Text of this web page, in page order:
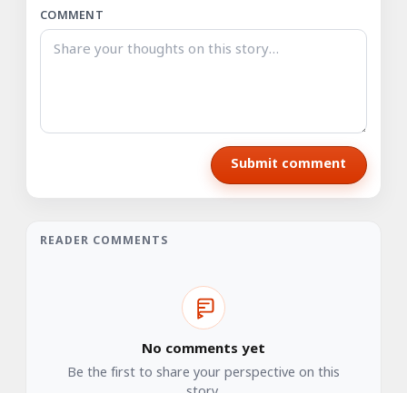
COMMENT
Submit comment
READER COMMENTS
No comments yet
Be the first to share your perspective on this